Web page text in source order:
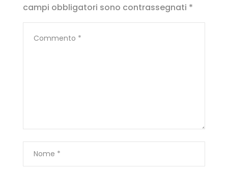
campi obbligatori sono contrassegnati *